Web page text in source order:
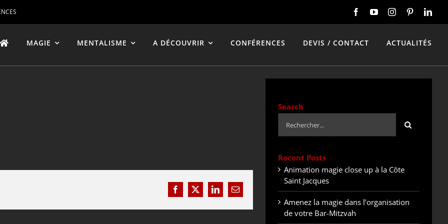
MAGIE MENTALISME A DÉCOUVRIR CONFÉRENCES DEVIS / CONTACT ACTUALITÉS
Facebook
X LinkedInEmail
Search
Recent Posts
Animation magie close up à la Côte
Saint Jacques
Amenez la magie dans l’organisation
de votre Bar-Mitzvah